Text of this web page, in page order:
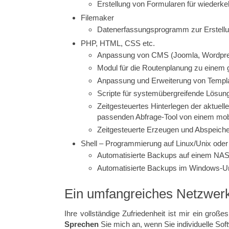
Erstellung von Formularen für
Filemaker
Datenerfassungsprogramm zur
PHP, HTML, CSS etc.
Anpassung von CMS (Joomla,
Modul für die Routenplanung zu
Anpassung und Erweiterung von
Scripte für systemübergreifende
Zeitgesteuertes Hinterlegen der
passenden Abfrage-Tool von einem
Zeitgesteuerte Erzeugen und
Shell – Programmierung auf Linux/Unix
Automatisierte Backups auf einem
Automatisierte Backups im Windows-
Ein umfangreiches
Ihre vollständige Zufriedenheit ist mir ein
Sprechen Sie mich an, wenn Sie individuelle